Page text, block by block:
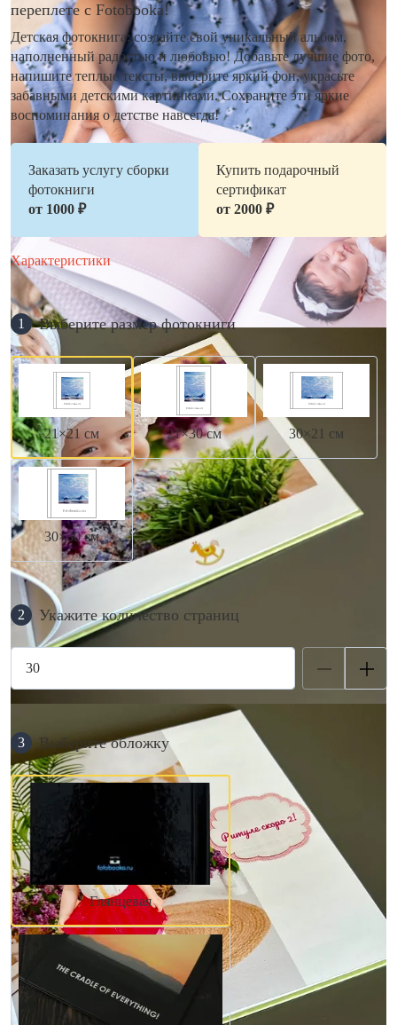
переплете с Fotobooka!
Детская фотокнига: создайте свой уникальный альбом,
наполненный радостью и любовью! Добавьте лучшие фото,
напишите теплые тексты, выберите яркий фон, украсьте
забавными детскими картинками. Сохраните эти яркие
воспоминания о детстве навсегда!
Заказать услугу сборки
фотокниги
от 1000 ₽
Купить подарочный
сертификат
от 2000 ₽
Характеристики
1 Выберите размер фотокниги
21×21 см 21×30 см 30×21 см
30×30 см
2 Укажите количество страниц
3 Выберите обложку
Глянцевая